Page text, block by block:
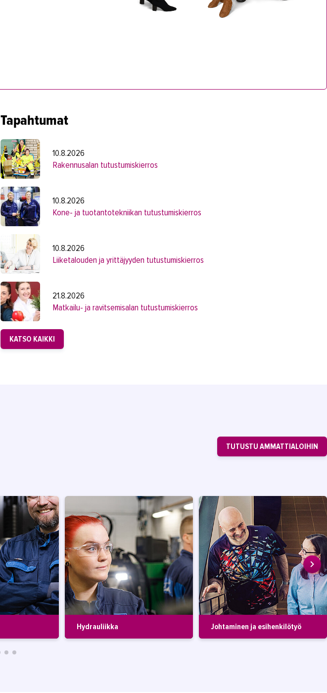
Tapahtumat
10.8.2026
Rakennusalan tutustumiskierros
10.8.2026
Kone- ja tuotantotekniikan tutustumiskierros
10.8.2026
Liiketalouden ja yrittäjyyden tutustumiskierros
21.8.2026
Matkailu- ja ravitsemisalan tutustumiskierros
KATSO KAIKKI
TUTUSTU AMMATTIALOIHIN
Hydrauliikka Johtaminen ja esihenkilötyö